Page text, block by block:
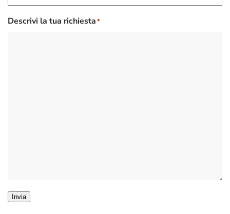
Descrivi la tua richiesta*
Invia